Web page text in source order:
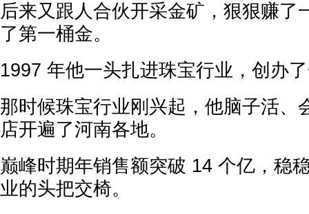
后来又跟人合伙开采金矿，狠狠赚了
了第一桶金。
1997 年他一头扎进珠宝行业，创办
那时候珠宝行业刚兴起，他脑子活、
店开遍了河南各地。
巅峰时期年销售额突破 14 个亿，稳
业的头把交椅。